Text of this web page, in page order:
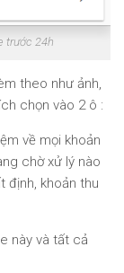
trước 24h
theo như ảnh,
chọn vào 2 ô :
về mọi khoản
chờ xử lý nào
định, khoản thu
này và tất cả